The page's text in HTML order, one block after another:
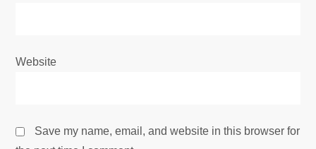
Website
Save my name, email, and website in this browser for